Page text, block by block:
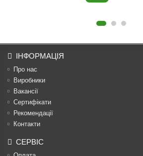
ІНФОРМАЦІЯ
Про нас
Виробники
Вакансії
Сертифікати
Рекомендації
Контакти
СЕРВІС